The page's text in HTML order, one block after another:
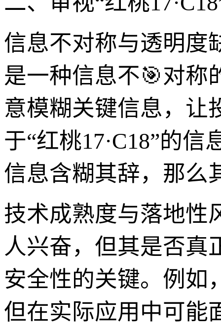
信息不对称与透明度
是一种信息不🎯对称
意模糊关键信息，让
于“红桃17·C18”的
信息含糊其辞，那么
技术成熟度与落地性
人兴奋，但其是否真
安全性的关键。例如
但在实际应用中可能